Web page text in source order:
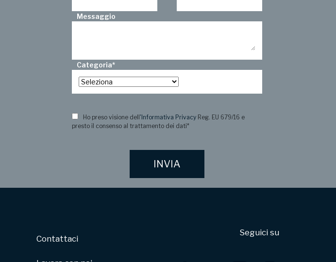
Messaggio
Categoria*
Ho preso visione dell 'Informativa PrivacyReg. EU 679/16 e
presto il consenso al trattamento dei dati*
Contattaci
Seguici su